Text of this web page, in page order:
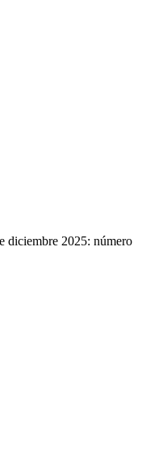
diciembre 2025: número